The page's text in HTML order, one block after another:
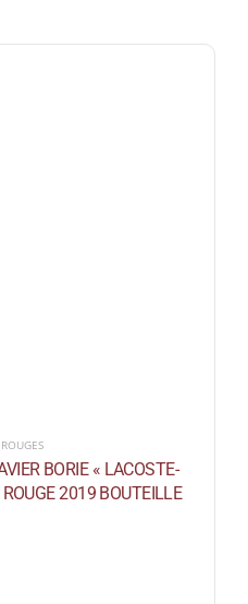
BORIE « LACOSTE-
2019 BOUTEILLE